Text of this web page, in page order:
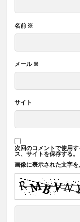
名前 ※
メール※
サイト
次回のコメントで使用
ス、サイトを保存する。
画像に表示された文字